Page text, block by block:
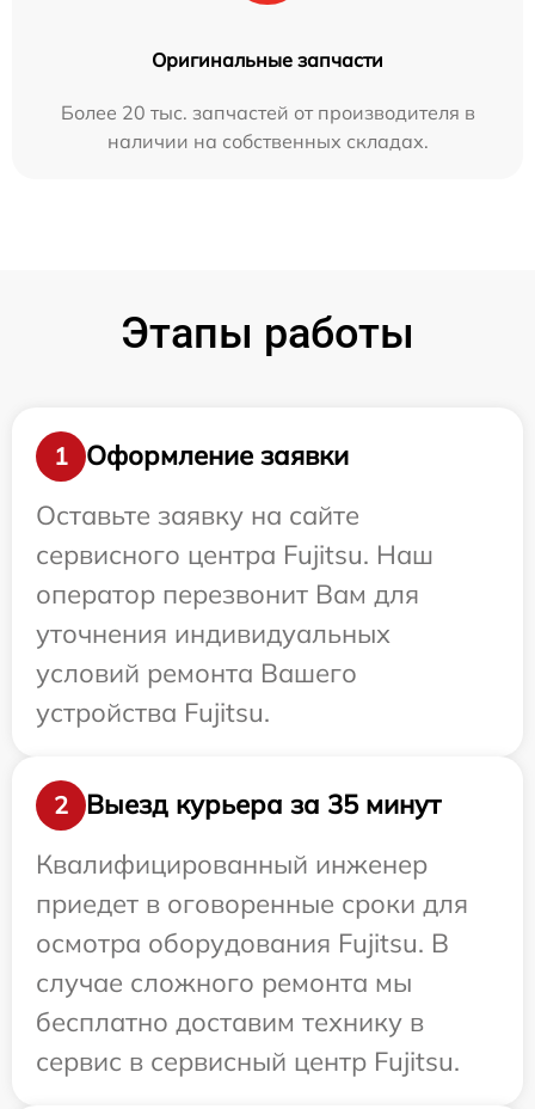
Оригинальные запчасти
Более 20 тыс. запчастей от производителя в
наличии на собственных складах.
Этапы работы
1
Оформление заявки
Оставьте заявку на сайте
сервисного центра Fujitsu. Наш
оператор перезвонит Вам для
уточнения индивидуальных
условий ремонта Вашего
устройства Fujitsu.
2
Выезд курьера за 35 минут
Квалифицированный инженер
приедет в оговоренные сроки для
осмотра оборудования Fujitsu. В
случае сложного ремонта мы
бесплатно доставим технику в
сервис в сервисный центр Fujitsu.